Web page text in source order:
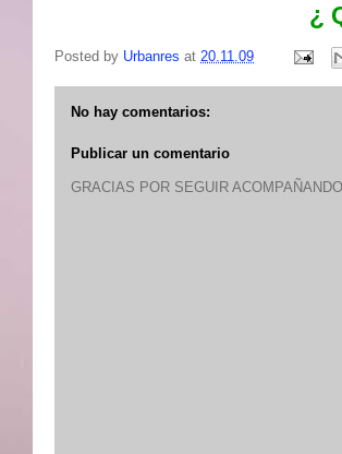
¿
Posted by Urbanres at 20.11.09
No hay comentarios:
Publicar un comentario
GRACIAS POR SEGUIR